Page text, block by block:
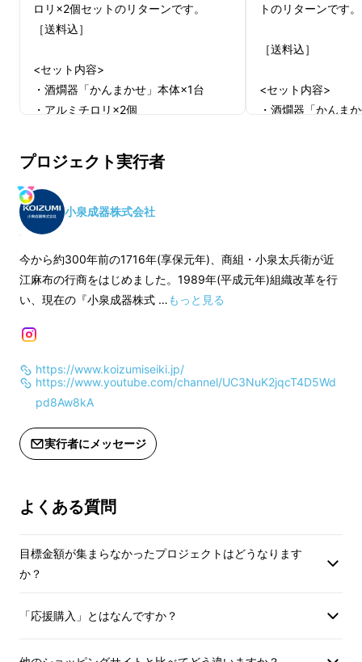
す。電子レンジでの燗はムラが出来てしまって
難しい。手軽でかつ本格的な燗をつけたい。辿
り着いた答えは、
うことなく旨味を引き出します。
ロリ×2個セットのリターンです。
［送料込］
<セット内容>
・酒燗器「かんまかせ」本体×1台
・アルミチロリ×2個
※送料込み（国内配送のみ）
※デザイン・仕様は、変更になる可能
性もございます。ご了承ください。
※ご注文状況・使用部材の供給状況・
製造工程上の都合等により、出荷時期
が遅れる場合があります。
※皆様の応援購入により量産効率が向
上した場合、正規販売価格が販売予定
※適格請求書発行事業者登録番号：あ
（適格請求書発行事業者登録番号の
記載のあるインボイスが必要な場合
は、Makuakeメッセージにて実行者に
直接お問合せください）
トのリターンです。
［送料込］
<セット内容>
・酒燗器「かんま
※ご注文状況・使用
製造工程上の都合
プロジェクト実行者
小泉成器株式会社
今から約300年前の1716年(享保元年)、商組・小泉太兵衛が近
江麻布の行商をはじめました。1989年(平成元年)組織改革を行
い、現在の『小泉成器株式 …もっと見る
https://www.koizumiseiki.jp/
https://www.youtube.com/channel/UC3NuK2jqcT4D5Wd
pd8Aw8kA
実行者にメッセージ
よくある質問
目標金額が集まらなかったプロジェクトはどうなります
か？
「応援購入」とはなんですか？